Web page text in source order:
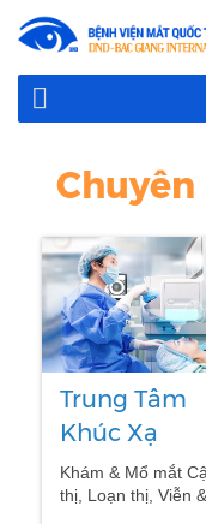
Chuyên
Trung Tâm
Khúc Xạ
Khám & Mổ mắt
thị, Loạn thị, Viễn